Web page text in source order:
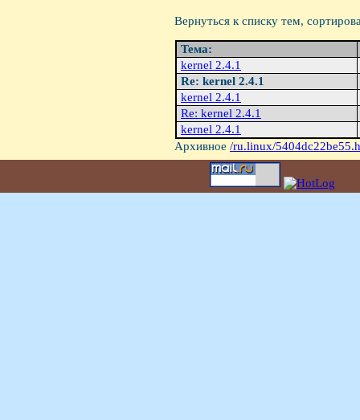
Вернуться к списку тем,
Тема:
kernel 2.4.1
Re: kernel 2.4.1
kernel 2.4.1
Re: kernel 2.4.1
kernel 2.4.1
Архивное /ru.linux/